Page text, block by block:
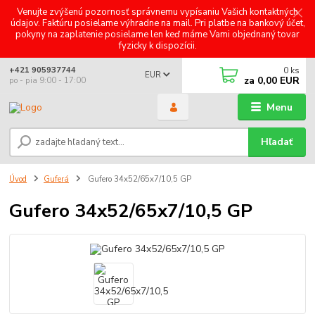
Venujte zvýšenú pozornosť správnemu vypísaniu Vašich kontaktných
údajov. Faktúru posielame výhradne na mail. Pri platbe na bankový účet,
pokyny na zaplatenie posielame len keď máme Vami objednaný tovar
fyzicky k dispozícii.
Menu
EUR
Hľadať
+421 905937744
po - pia 9:00 - 17:00
0 ks
za 0,00 EUR
Úvod Guferá Gufero 34x52/65x7/10,5 GP
Gufero 34x52/65x7/10,5 GP